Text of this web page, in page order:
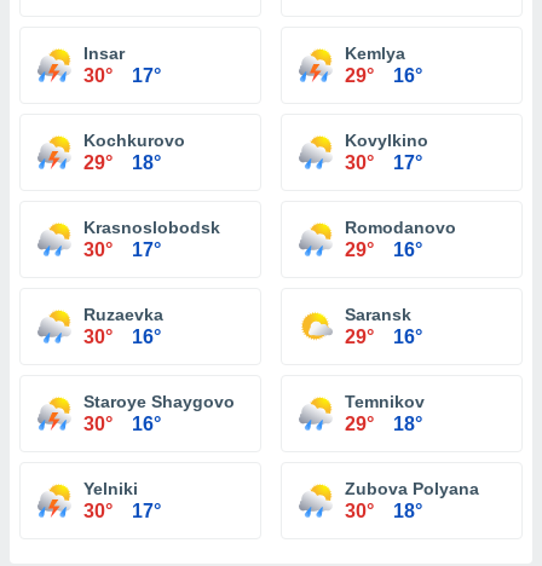
Insar
30° 17°
Kemlya
29° 16°
Kochkurovo
29° 18°
Kovylkino
30° 17°
Krasnoslobodsk
30° 17°
Romodanovo
29° 16°
Ruzaevka
30° 16°
Saransk
29° 16°
Staroye Shaygovo
30° 16°
Temnikov
29° 18°
Yelniki
30° 17°
Zubova Polyana
30° 18°